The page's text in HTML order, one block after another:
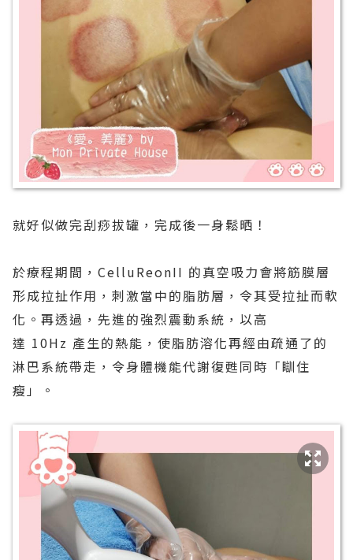
就好似做完刮痧拔罐，完成後一身鬆晒！
於療程期間，CelluReonII 的真空吸力會將筋膜層
形成拉扯作用，刺激當中的脂肪層，令其受拉扯而軟
化。再透過，先進的強烈震動系統，以高
達 10Hz 產生的熱能，使脂肪溶化再經由疏通了的
淋巴系統帶走，令身體機能代謝復甦同時「瞓住
瘦」。